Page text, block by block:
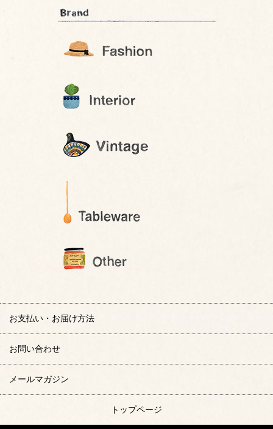
お支払い・お届け方法
お問い合わせ
メールマガジン
トップページ